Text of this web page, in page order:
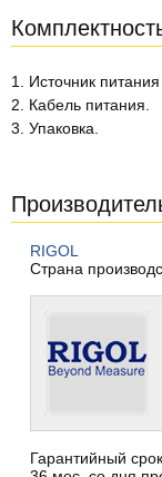
1. Источник
2. Кабель питания.
3. Упаковка.
RIGOL
Страна
Гарантийный